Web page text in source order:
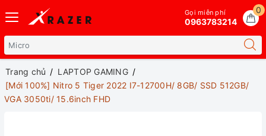
0
Gọi miễn phí
0963783214
Trang chủ
LAPTOP GAMING
[Mới 100%] Nitro 5 Tiger 2022 I7-12700H/ 8GB/ SSD 512GB/
VGA 3050ti/ 15.6inch FHD